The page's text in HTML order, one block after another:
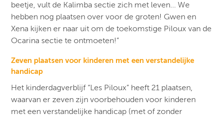
beetje, vult de Kalimba sectie zich met leven… We
hebben nog plaatsen over voor de groten! Gwen en
Xena kijken er naar uit om de toekomstige Piloux van de
Ocarina sectie te ontmoeten!”
Zeven plaatsen voor kinderen met een verstandelijke
handicap
Het kinderdagverblijf “Les Piloux” heeft 21 plaatsen,
waarvan er zeven zijn voorbehouden voor kinderen
met een verstandelijke handicap (met of zonder